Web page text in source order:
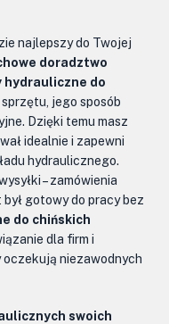
najlepszy do Twojej
doradztwo
do
jego sposób
Dzięki temu masz
idealnie i zapewni
hydraulicznego.
– zamówienia
gotowy do pracy bez
do chińskich
dla firm i
niezawodnych
swoich